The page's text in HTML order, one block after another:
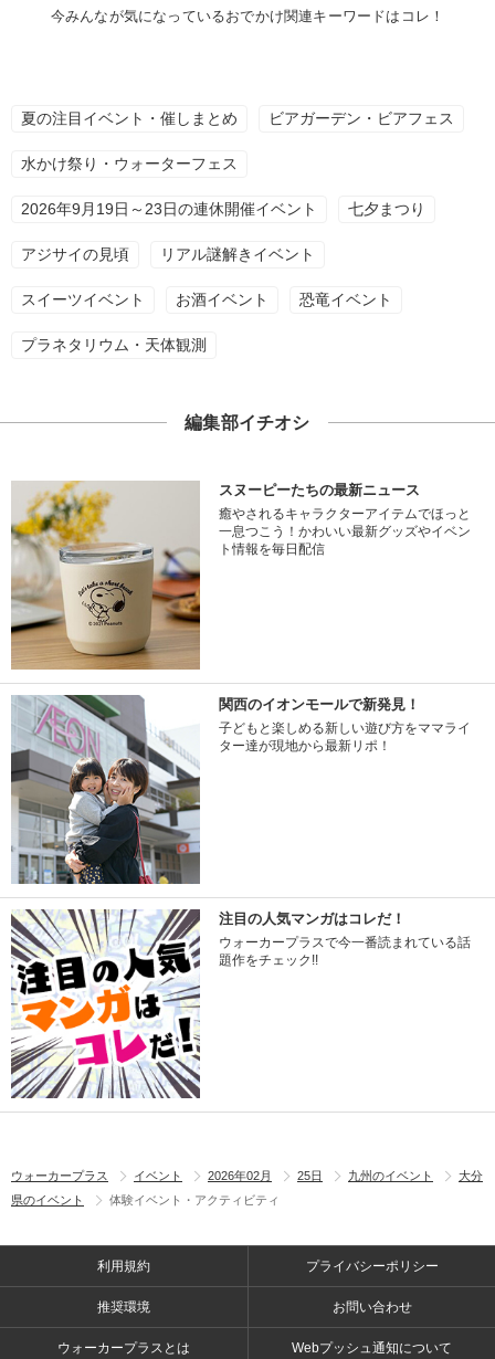
今みんなが気になっているおでかけ関連キーワードはコレ！
夏の注目イベント・催しまとめ ビアガーデン・ビアフェス
水かけ祭り・ウォーターフェス
2026年9月19日～23日の連休開催イベント 七夕まつり
アジサイの見頃 リアル謎解きイベント
スイーツイベント お酒イベント 恐竜イベント
プラネタリウム・天体観測
編集部イチオシ
スヌーピーたちの最新ニュース
癒やされるキャラクターアイテムでほっと
一息つこう！かわいい最新グッズやイベン
ト情報を毎日配信
関西のイオンモールで新発見！
子どもと楽しめる新しい遊び方をママライ
ター達が現地から最新リポ！
注目の人気マンガはコレだ！
ウォーカープラスで今一番読まれている話
題作をチェック!!
ウォーカープラス イベント 2026年02月 25日 九州のイベント
大分
県のイベント
体験イベント・アクティビティ
利用規約 プライバシーポリシー
推奨環境 お問い合わせ
ウォーカープラスとは Webプッシュ通知について